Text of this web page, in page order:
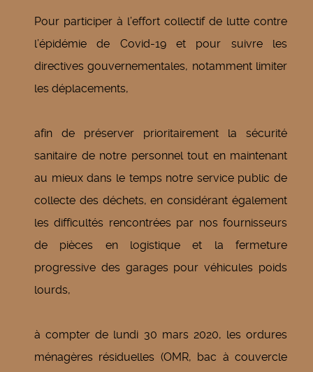
Pour participer à l’effort collectif de lutte contre
l’épidémie de Covid-19 et pour suivre les
directives gouvernementales, notamment limiter
les déplacements,
afin de préserver prioritairement la sécurité
sanitaire de notre personnel tout en maintenant
au mieux dans le temps notre service public de
collecte des déchets, en considérant également
les difficultés rencontrées par nos fournisseurs
de pièces en logistique et la fermeture
progressive des garages pour véhicules poids
lourds,
à compter de lundi 30 mars 2020, les ordures
ménagères résiduelles (OMR, bac à couvercle